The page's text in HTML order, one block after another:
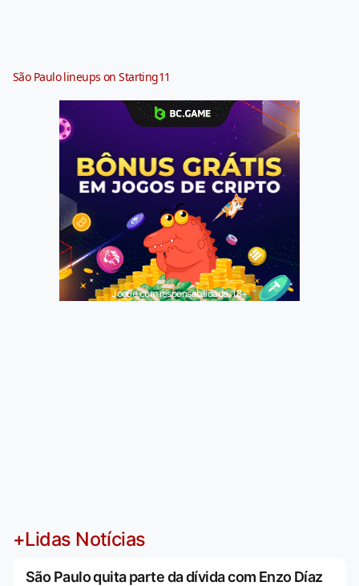
São Paulo lineups on Starting11
Jogue com responsabilidade. 18+
+Lidas Notícias
São Paulo quita parte da dívida com Enzo Díaz